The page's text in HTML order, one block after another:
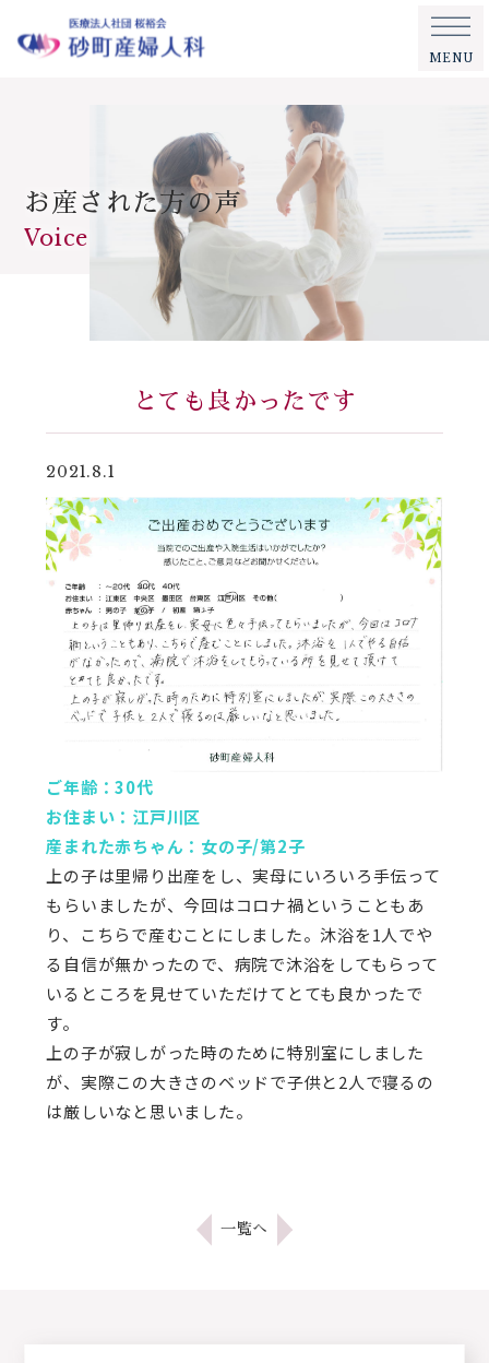
MENU
お産された方の声
Voice
とても良かったです
2021.8.1
ご年齢：30代
お住まい：江戸川区
産まれた赤ちゃん：女の子/第2子
上の子は里帰り出産をし、実母にいろいろ手伝って
もらいましたが、今回はコロナ禍ということもあ
り、こちらで産むことにしました。沐浴を1人でや
る自信が無かったので、病院で沐浴をしてもらって
いるところを見せていただけてとても良かったで
す。
上の子が寂しがった時のために特別室にしました
が、実際この大きさのベッドで子供と2人で寝るの
は厳しいなと思いました。
一覧へ